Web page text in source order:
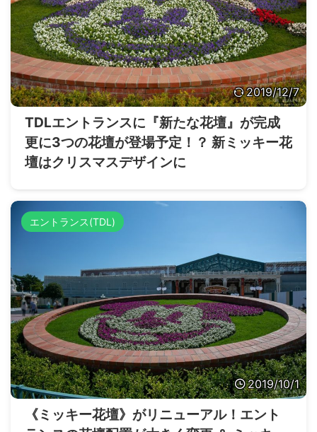
2019/12/7
TDLエントランスに『新たな花壇』が完成
更に3つの花壇が登場予定！？ 新ミッキー花
壇はクリスマスデザインに
エントランス(TDL)
2019/10/1
《ミッキー花壇》がリニューアル！エント